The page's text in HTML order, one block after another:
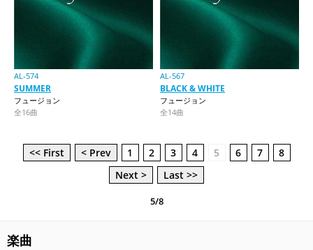
AL-574
SUMMER
フュージョン
全16曲
AL-567
BLACK & WHITE
フュージョン
全14曲
<< First < Prev 1 2 3 4 5 6 7
8
Next >
Last >>
5/8
楽曲